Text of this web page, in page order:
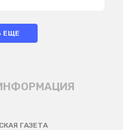
ЕЩЕ
ГАЗЕТА